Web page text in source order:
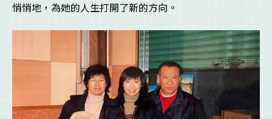
悄悄地，為她的人生打開了新的方向。